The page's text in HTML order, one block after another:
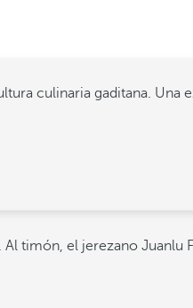
culinaria gaditana. Una
timón, el jerezano Juanlu